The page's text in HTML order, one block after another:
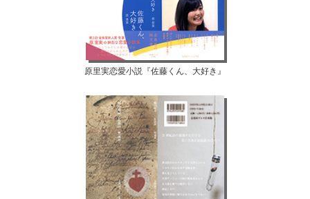
原里実恋愛小説『佐藤くん、大好き』